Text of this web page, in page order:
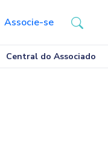
Associe-se
Central do Associado